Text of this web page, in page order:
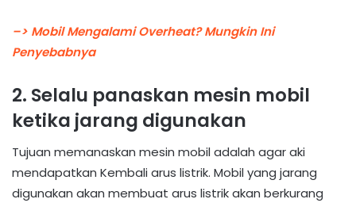
–> Mobil Mengalami Overheat? Mungkin Ini
Penyebabnya
2. Selalu panaskan mesin mobil
ketika jarang digunakan
Tujuan memanaskan mesin mobil adalah agar aki
mendapatkan Kembali arus listrik. Mobil yang jarang
digunakan akan membuat arus listrik akan berkurang